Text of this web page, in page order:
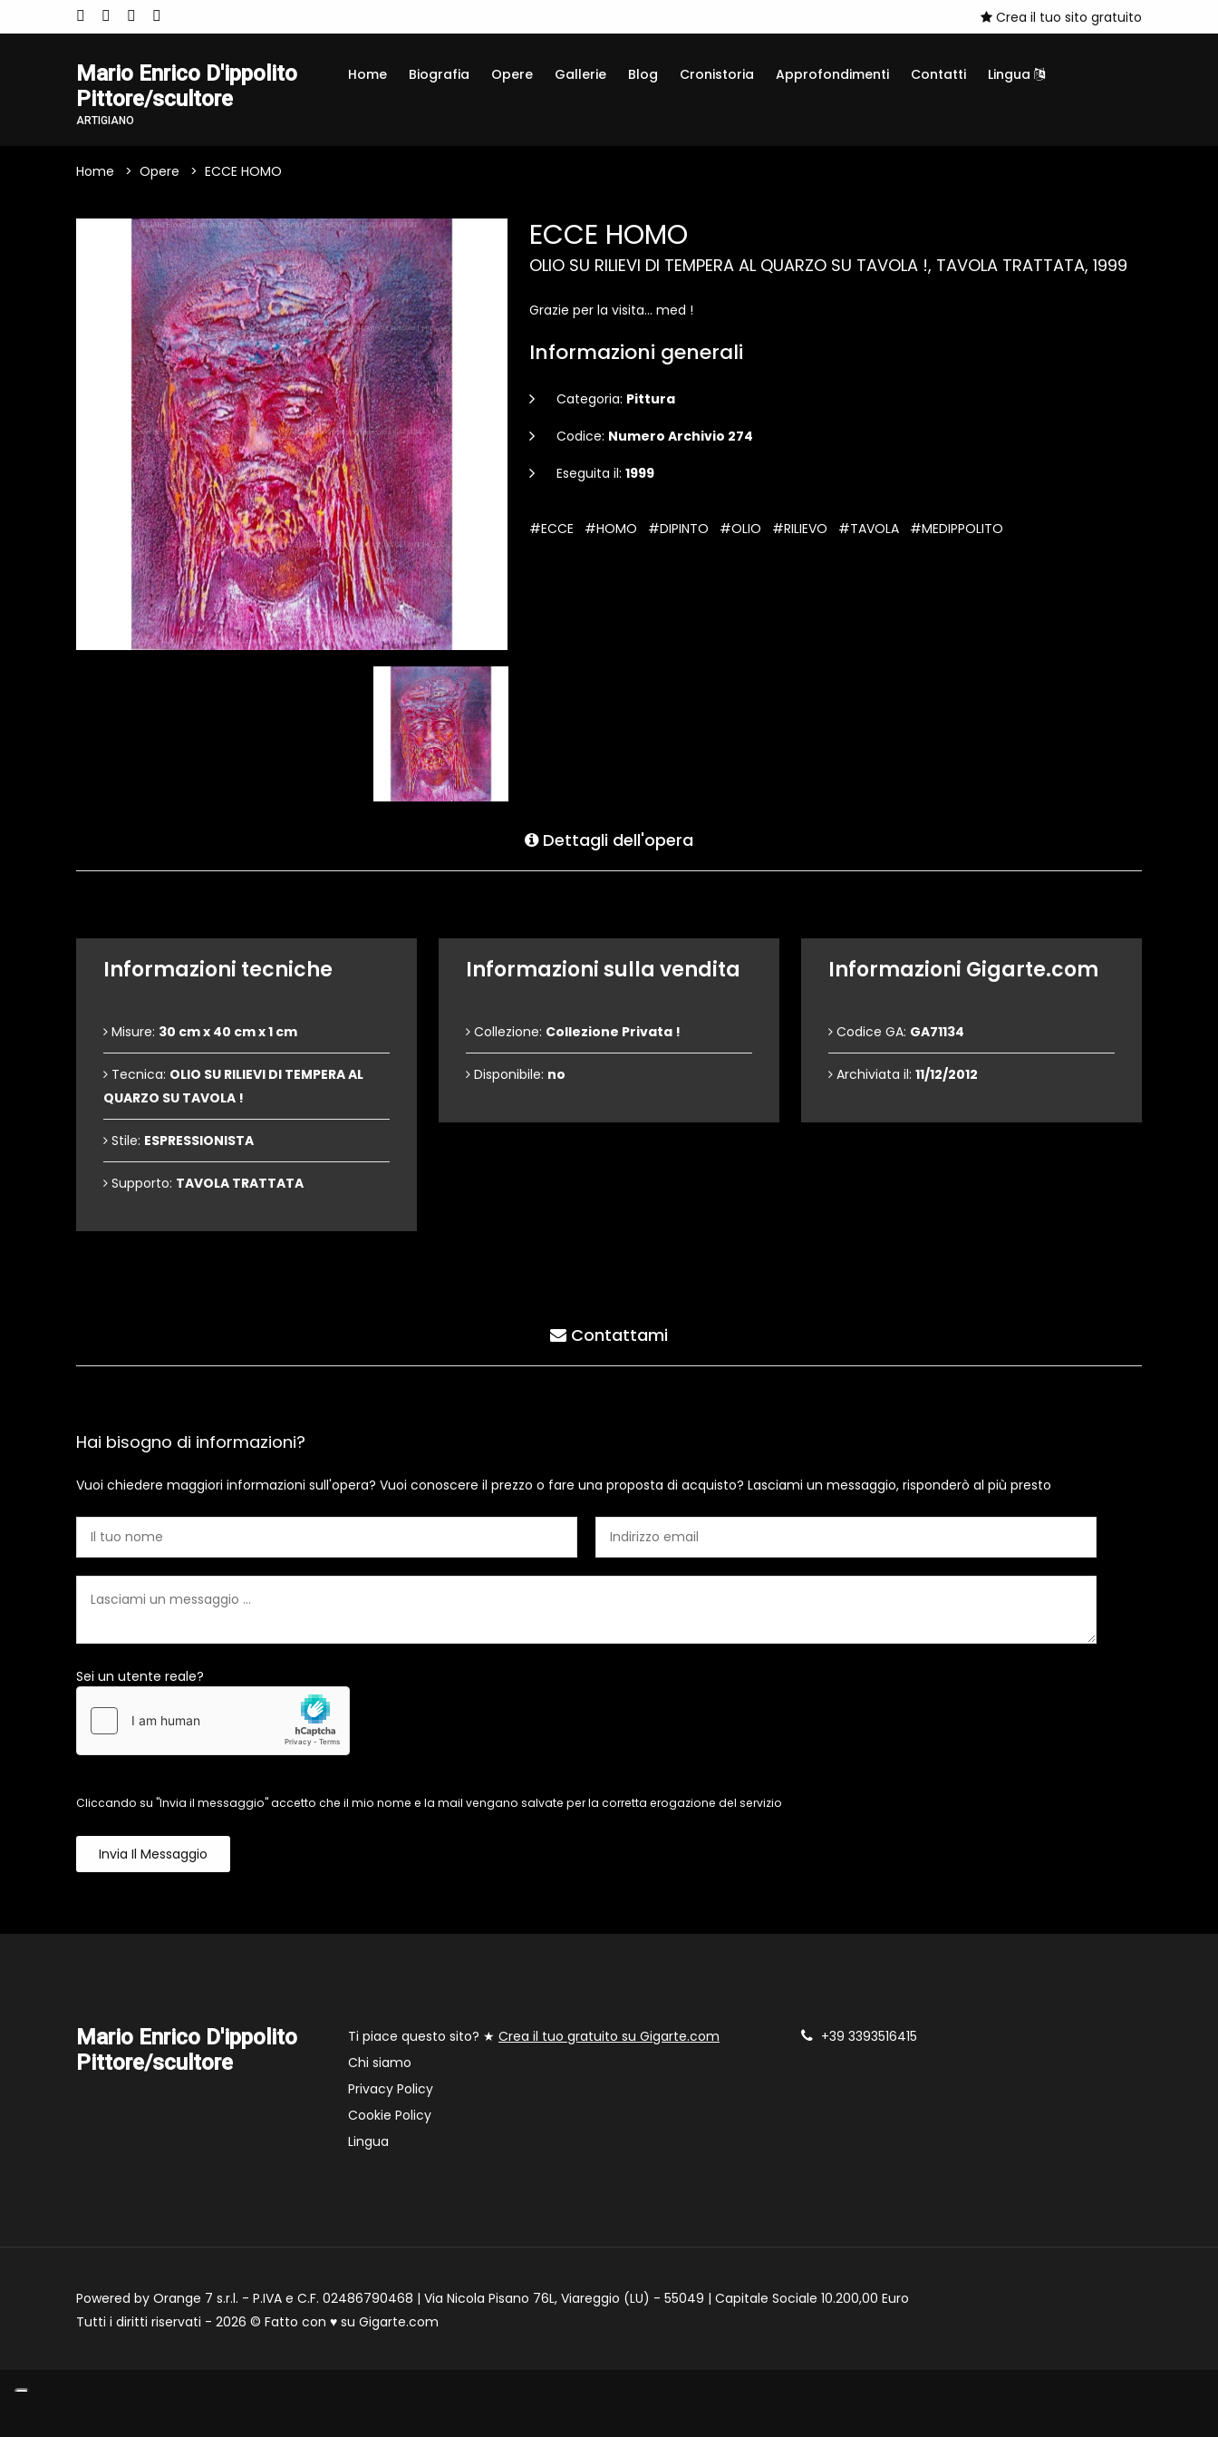
Crea il tuo sito gratuito
Mario Enrico D'ippolito
Pittore/scultore
ARTIGIANO
Home Biografia Opere Gallerie Blog Cronistoria Approfondimenti Contatti Lingua
Home Opere ECCE HOMO
ECCE HOMO
OLIO SU RILIEVI DI TEMPERA AL QUARZO SU TAVOLA !, TAVOLA TRATTATA, 1999
Grazie per la visita... med !
Informazioni generali
Categoria: Pittura
Codice: Numero Archivio 274
Eseguita il: 1999
#ECCE #HOMO #DIPINTO #OLIO #RILIEVO #TAVOLA #MEDIPPOLITO
Dettagli dell'opera
Informazioni tecniche
Misure: 30 cm x 40 cm x 1 cm
Tecnica: OLIO SU RILIEVI DI TEMPERA AL
QUARZO SU TAVOLA !
Stile: ESPRESSIONISTA
Supporto: TAVOLA TRATTATA
Informazioni sulla vendita
Collezione: Collezione Privata !
Disponibile: no
Informazioni Gigarte.com
Codice GA: GA71134
Archiviata il: 11/12/2012
Contattami
Hai bisogno di informazioni?
Vuoi chiedere maggiori informazioni sull'opera? Vuoi conoscere il prezzo o fare una proposta di acquisto? Lasciami un messaggio, risponderò al più presto
Sei un utente reale?
Cliccando su "Invia il messaggio" accetto che il mio nome e la mail vengano salvate per la corretta erogazione del servizio
Invia Il Messaggio
Mario Enrico D'ippolito
Pittore/scultore
Ti piace questo sito? ★ Crea il tuo gratuito su Gigarte.com
Chi siamo
Privacy Policy
Cookie Policy
Lingua
+39 3393516415
Powered by Orange 7 s.r.l. - P.IVA e C.F. 02486790468 | Via Nicola Pisano 76L, Viareggio (LU) - 55049 | Capitale Sociale 10.200,00 Euro
Tutti i diritti riservati - 2026 © Fatto con ♥ su Gigarte.com